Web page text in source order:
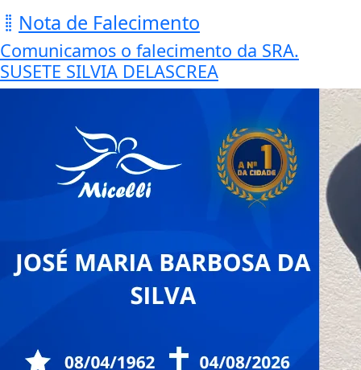
Nota de Falecimento
Comunicamos o falecimento da SRA.
SUSETE SILVIA DELASCREA